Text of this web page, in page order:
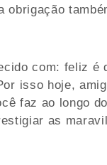
obrigação
com: feliz é
isso hoje,
faz ao longo
as